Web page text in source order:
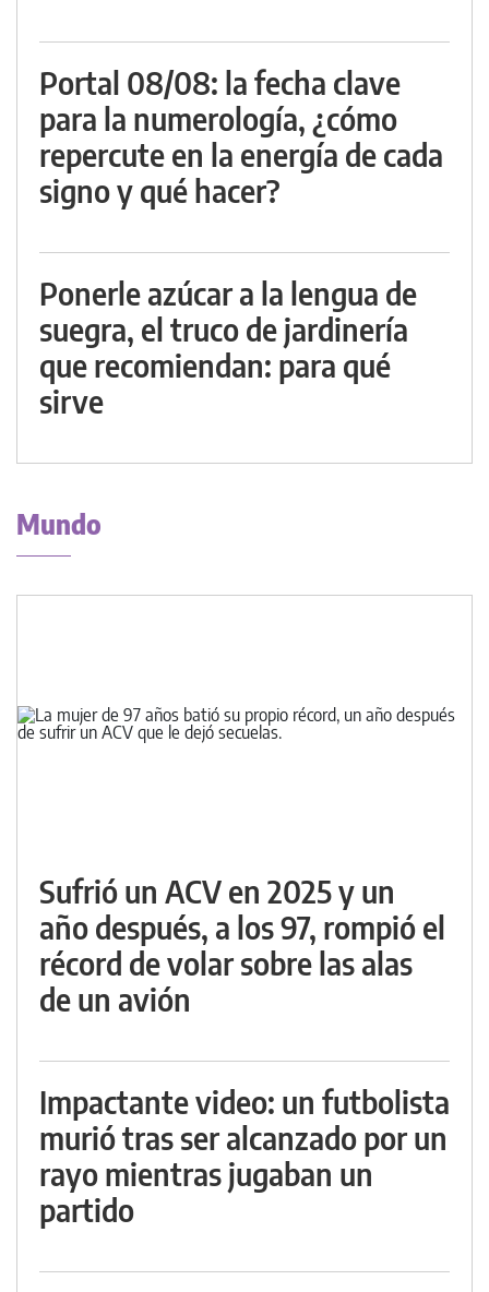
Portal 08/08: la fecha clave
para la numerología, ¿cómo
repercute en la energía de cada
signo y qué hacer?
Ponerle azúcar a la lengua de
suegra, el truco de jardinería
que recomiendan: para qué
sirve
Mundo
Sufrió un ACV en 2025 y un
año después, a los 97, rompió el
récord de volar sobre las alas
de un avión
Impactante video: un futbolista
murió tras ser alcanzado por un
rayo mientras jugaban un
partido